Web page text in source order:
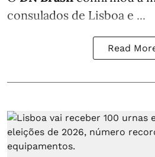
consulados de Lisboa e ...
Read